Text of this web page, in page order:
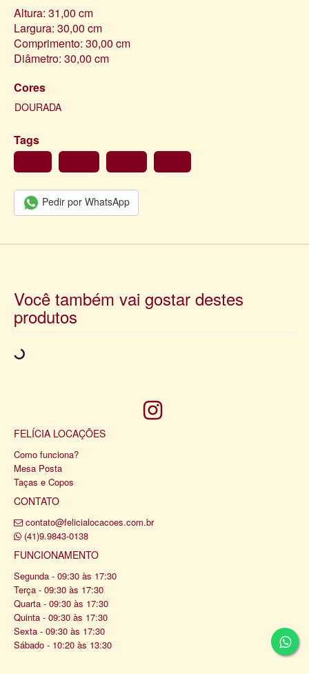
Altura: 31,00 cm
Largura: 30,00 cm
Comprimento: 30,00 cm
Diâmetro: 30,00 cm
Cores
DOURADA
Tags
Pedir por WhatsApp
Você também vai gostar destes
produtos
FELÍCIA LOCAÇÕES
Como funciona?
Mesa Posta
Taças e Copos
CONTATO
contato@felicialocacoes.com.br
(41)9.9843-0138
FUNCIONAMENTO
Segunda - 09:30 às 17:30
Terça - 09:30 às 17:30
Quarta - 09:30 às 17:30
Quinta - 09:30 às 17:30
Sexta - 09:30 às 17:30
Sábado - 10:20 às 13:30